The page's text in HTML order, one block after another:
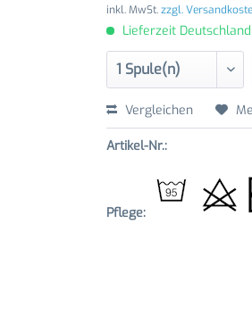
inkl. MwSt.zzgl.
Lieferzeit
Vergleichen
Artikel-Nr.:
Pflege: